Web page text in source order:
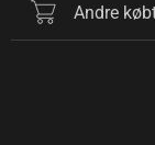
Andre